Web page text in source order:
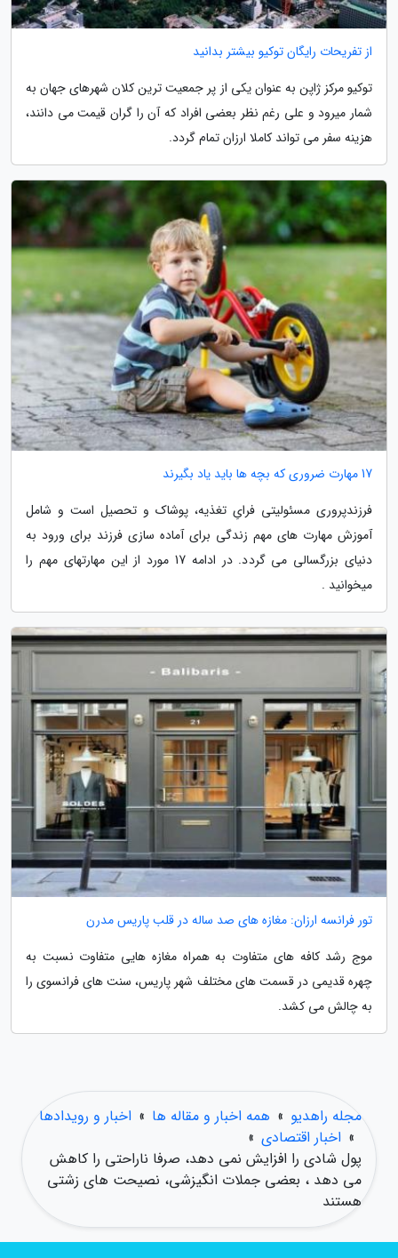
از تفریحات رایگان توکیو بیشتر بدانید
توکیو مرکز ژاپن به عنوان یکی از پر جمعیت ترین کلان شهرهای جهان به
شمار میرود و علی رغم نظر بعضی افراد که آن را گران قیمت می دانند،
هزینه سفر می تواند کاملا ارزان تمام گردد.
17 مهارت ضروری که بچه ها باید یاد بگیرند
فرزندپروری مسئولیتی فرایِ تغذیه، پوشاک و تحصیل است و شامل
آموزش مهارت های مهم زندگی برای آماده سازی فرزند برای ورود به
دنیای بزرگسالی می گردد. در ادامه 17 مورد از این مهارتهای مهم را
میخوانید .
تور فرانسه ارزان: مغازه های صد ساله در قلب پاریس مدرن
موج رشد کافه های متفاوت به همراه مغازه هایی متفاوت نسبت به
چهره قدیمی در قسمت های مختلف شهر پاریس، سنت های فرانسوی را
به چالش می کشد.
مجله راهدیو » همه اخبار و مقاله ها » اخبار و رویدادها
» اخبار اقتصادی »
پول شادی را افزایش نمی دهد، صرفا ناراحتی را کاهش
می دهد ، بعضی جملات انگیزشی، نصیحت های زشتی
هستند